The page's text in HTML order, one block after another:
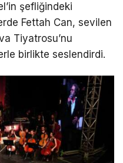
şefliğindeki
Fettah Can, sevilen
Tiyatrosu’nu
birlikte seslendirdi.